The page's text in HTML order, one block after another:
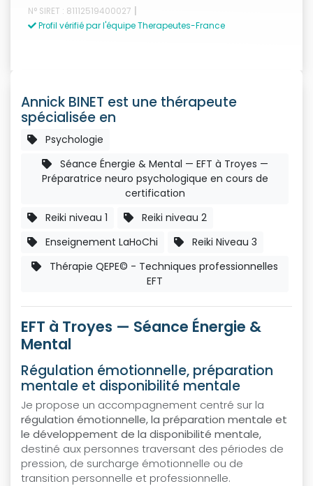
N° SIRET : 81112519400027 |
Profil vérifié par l'équipe Therapeutes-France
Annick BINET est une thérapeute
spécialisée en
Psychologie
Séance Énergie & Mental — EFT à Troyes —
Préparatrice neuro psychologique en cours de
certification
Reiki niveau 1
Reiki niveau 2
Enseignement LaHoChi
Reiki Niveau 3
Thérapie QEPE© - Techniques professionnelles
EFT
EFT à Troyes — Séance Énergie &
Mental
Régulation émotionnelle, préparation
mentale et disponibilité mentale
Je propose un accompagnement centré sur la
régulation émotionnelle, la préparation mentale et
le développement de la disponibilité mentale,
destiné aux personnes traversant des périodes de
pression, de surcharge émotionnelle ou de
transition personnelle et professionnelle.